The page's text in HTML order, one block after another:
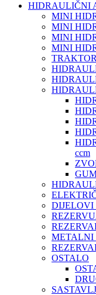
HIDRAULIČNI
MINI
MINI
MINI
MINI
ccm
DIJELOVI
METALNI
OSTALO